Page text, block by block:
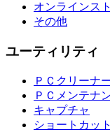
オンラインス
その他
ユーティリティ
ＰＣクリーナ
ＰＣメンテナ
キャプチャ
ショートカッ